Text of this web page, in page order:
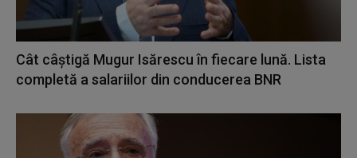
Cât câștigă Mugur Isărescu în fiecare lună. Lista
completă a salariilor din conducerea BNR